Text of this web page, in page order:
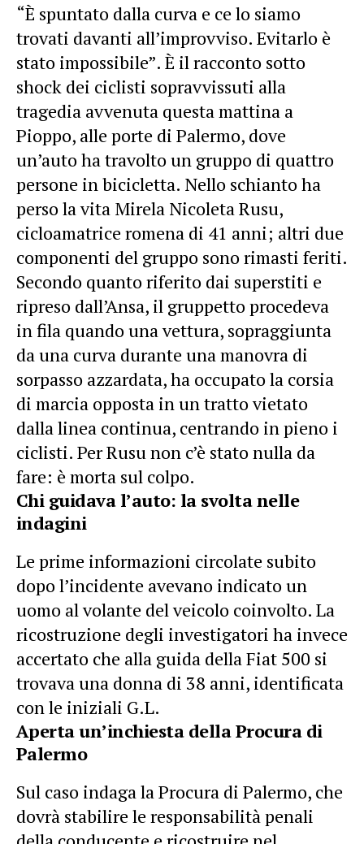
“È spuntato dalla curva e ce lo siamo
trovati davanti all’improvviso. Evitarlo è
stato impossibile”. È ilracconto sotto
shock dei ciclisti sopravvissuti alla
tragedia avvenuta questa mattina a
Pioppo, alle porte di Palermo, dove
un’auto ha travolto un gruppo di quattro
persone in bicicletta. Nello schianto ha
perso la vita Mirela Nicoleta Rusu,
cicloamatrice romena di 41 anni; altri due
componenti del gruppo sono rimasti feriti.
Secondo quanto riferito dai superstiti e
ripreso dall’Ansa, il gruppetto procedeva
in fila quando una vettura, sopraggiunta
da una curva durante una manovra di
sorpasso azzardata, ha occupato la corsia
di marcia opposta in un tratto vietato
dalla linea continua, centrando in pieno i
ciclisti. Per Rusu non c’è stato nulla da
fare: è morta sul colpo.
Chi guidava l’auto: la svolta nelle
indagini
Le prime informazioni circolate subito
dopo l’incidente avevano indicato un
uomo al volante del veicolo coinvolto. La
ricostruzione degli investigatori ha invece
accertato che alla guida della Fiat 500 si
trovava una donna di 38 anni, identificata
con le iniziali G.L.
Aperta un’inchiesta della Procura di
Palermo
Sul caso indaga la Procura di Palermo, che
dovrà stabilire le responsabilità penali